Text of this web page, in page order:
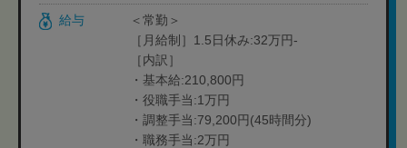
給与
＜常勤＞
［月給制］1.5日休み:32万円-
［内訳］
・基本給:210,800円
・役職手当:1万円
・調整手当:79,200円(45時間分)
・職務手当:2万円